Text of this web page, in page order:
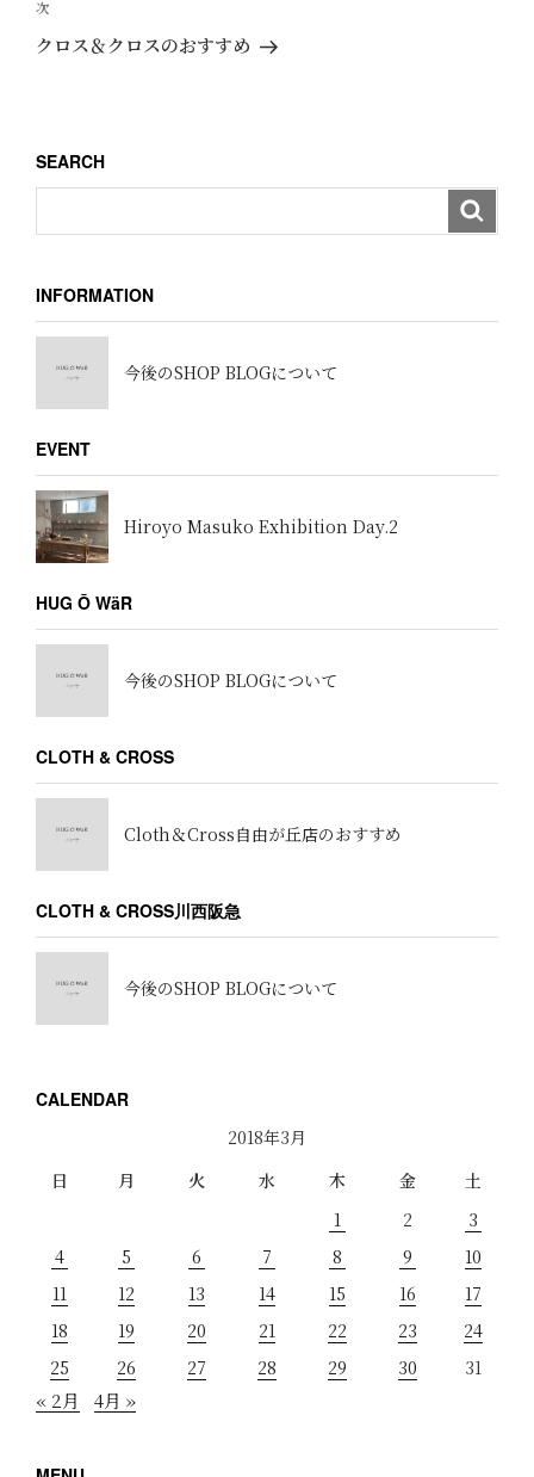
ゲ
ン
投
稿
次
の
次
クロス＆クロスのおすすめ
SEARCH
INFORMATION
今後のSHOP BLOGについて
EVENT
Hiroyo Masuko Exhibition Day.2
HUG Ō WäR
今後のSHOP BLOGについて
CLOTH & CROSS
Cloth＆Cross自由が丘店のおすすめ
CLOTH & CROSS川西阪急
今後のSHOP BLOGについて
CALENDAR
2018年3月
日
月 火 水 木 金
土
1
2
3
4
5 6 7 8 9
10
11
12 13 14 15 16
17
18
19 20 21 22 23
24
25
26 27 28 29 30 31
« 2月 4月 »